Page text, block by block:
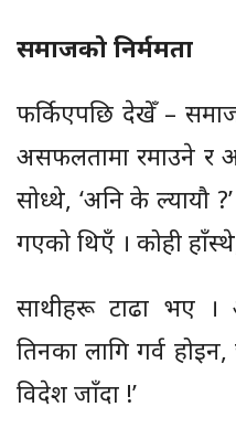
समाजको निर्ममता
फर्किएपछि देखेँ –
असफलतामा रमाउने र
सोध्थे, ‘अनि के ल्यायौ
गएको थिएँ । कोही हाँस्थे,
साथीहरू टाढा भए
तिनका लागि गर्व
विदेश जाँदा !’